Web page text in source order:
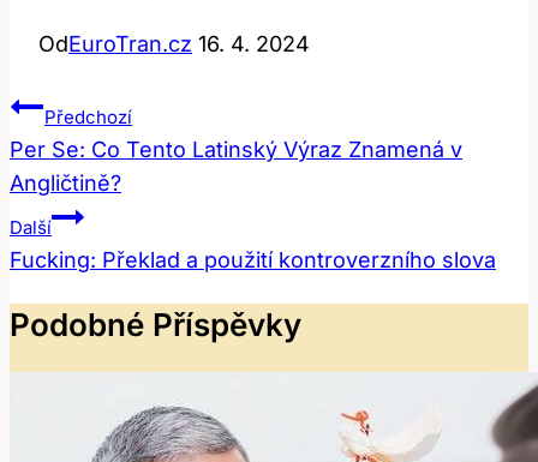
OdEuroTran.cz 16. 4. 2024
Navigace
Pro
Příspěvek
Předchozí
Per Se: Co Tento Latinský Výraz Znamená v
Angličtině?
Další
Fucking: Překlad a použití kontroverzního slova
Podobné Příspěvky